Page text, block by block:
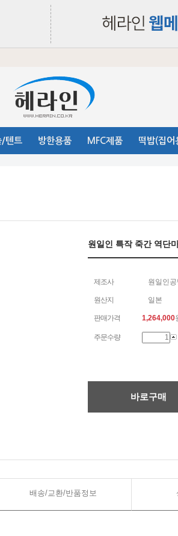
/텐트 방한용품 MFC제품 떡밥(집어
원일인 특작 죽간 역단
제조사 원일인
원산지 일본
판매가격 1,264,000
주문수량
바로구매
배송/교환/반품정보